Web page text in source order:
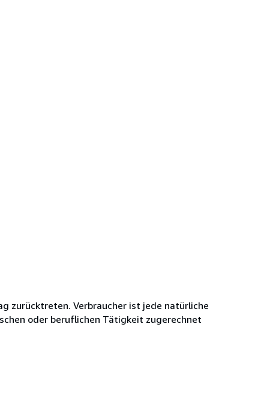
zurücktreten. Verbraucher ist jede natürliche
oder beruflichen Tätigkeit zugerechnet